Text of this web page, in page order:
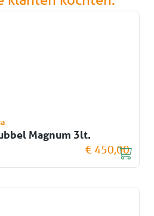
Magnum 3lt.
€ 450,00